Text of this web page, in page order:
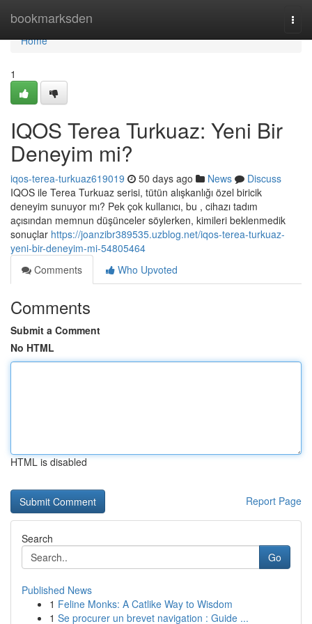
bookmarksden
Home
Home
1
IQOS Terea Turkuaz: Yeni Bir
Deneyim mi?
iqos-terea-turkuaz619019 50 days ago News
Discuss
IQOS ile Terea Turkuaz serisi, tütün alışkanlığı özel biricik
deneyim sunuyor mı? Pek çok kullanıcı, bu , cihazı tadım
açısından memnun düşünceler söylerken, kimileri beklenmedik
sonuçlar https://joanzibr389535.uzblog.net/iqos-terea-turkuaz-
yeni-bir-deneyim-mi-54805464
Comments
Who Upvoted
Comments
Submit a Comment
No HTML
HTML is disabled
Report Page
Search
Go
Published News
1 Feline Monks: A Catlike Way to Wisdom
1 Se procurer un brevet navigation : Guide ...